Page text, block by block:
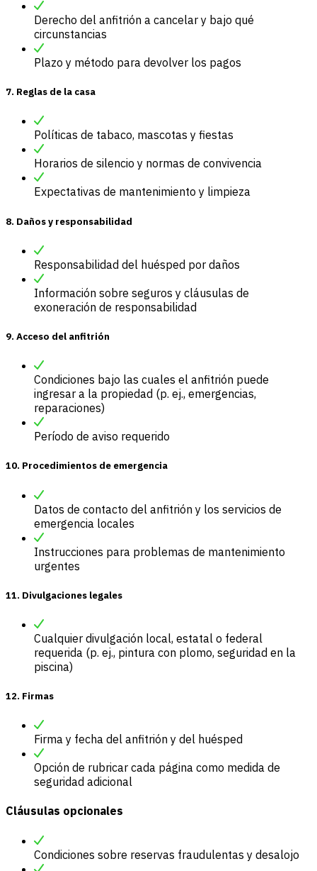
Derecho del anfitrión a cancelar y bajo qué
circunstancias
Plazo y método para devolver los pagos
7. Reglas de la casa
Políticas de tabaco, mascotas y fiestas
Horarios de silencio y normas de convivencia
Expectativas de mantenimiento y limpieza
8. Daños y responsabilidad
Responsabilidad del huésped por daños
Información sobre seguros y cláusulas de
exoneración de responsabilidad
9. Acceso del anfitrión
Condiciones bajo las cuales el anfitrión puede
ingresar a la propiedad (p. ej., emergencias,
reparaciones)
Período de aviso requerido
10. Procedimientos de emergencia
Datos de contacto del anfitrión y los servicios de
emergencia locales
Instrucciones para problemas de mantenimiento
urgentes
11. Divulgaciones legales
Cualquier divulgación local, estatal o federal
requerida (p. ej., pintura con plomo, seguridad en la
piscina)
12. Firmas
Firma y fecha del anfitrión y del huésped
Opción de rubricar cada página como medida de
seguridad adicional
Cláusulas opcionales
Condiciones sobre reservas fraudulentas y desalojo